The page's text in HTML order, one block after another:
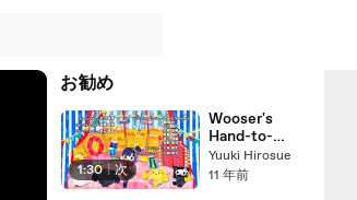
お勧め
1:30 | 次
Wooser's
Hand-to-
Mouth Life:
Mugen-hen -
Yuuki Hirosue
11 年前